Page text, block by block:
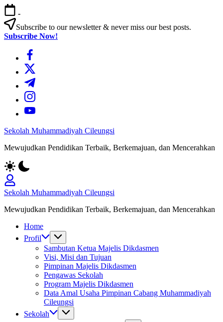
Skip
to
content
-
Subscribe to our newsletter & never miss our best posts.
Subscribe Now!
https://www.facebook.com/
https://twitter.com/
https://t.me/
https://www.instagram.com/
https://youtube.com/
Sekolah Muhammadiyah Cileungsi
Mewujudkan Pendidikan Terbaik, Berkemajuan, dan Mencerahkan
Sekolah Muhammadiyah Cileungsi
Mewujudkan Pendidikan Terbaik, Berkemajuan, dan Mencerahkan
Home
Profil
Sambutan Ketua Majelis Dikdasmen
Visi, Misi dan Tujuan
Pimpinan Majelis Dikdasmen
Pengawas Sekolah
Program Majelis Dikdasmen
Data Amal Usaha Pimpinan Cabang Muhammadiyah
Cileungsi
Sekolah